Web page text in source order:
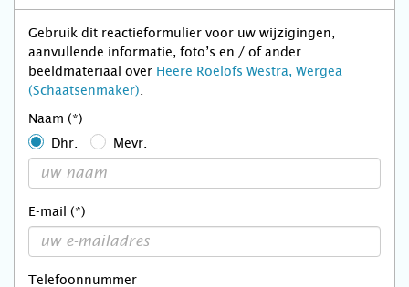
Gebruik dit reactieformulier voor uw wijzigingen,
aanvullende informatie, foto’s en / of ander
beeldmateriaal over Heere Roelofs Westra, Wergea
(Schaatsenmaker)
Naam (*)
Dhr.
Mevr.
E-mail (*)
Telefoonnummer